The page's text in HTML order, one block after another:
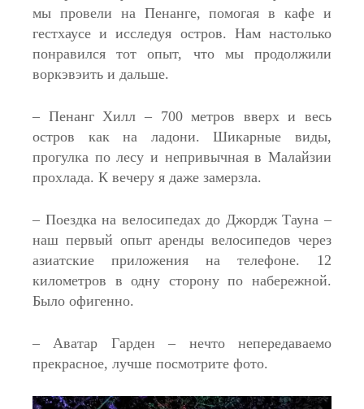
мы провели на Пенанге, помогая в кафе и
гестхаусе и исследуя остров. Нам настолько
понравился тот опыт, что мы продолжили
воркэвэить и дальше.
– Пенанг Хилл – 700 метров вверх и весь
остров как на ладони. Шикарные виды,
прогулка по лесу и непривычная в Малайзии
прохлада. К вечеру я даже замерзла.
– Поездка на велосипедах до Джордж Тауна –
наш первый опыт аренды велосипедов через
азиатские приложения на телефоне. 12
километров в одну сторону по набережной.
Было офигенно.
– Аватар Гарден – нечто непередаваемо
прекрасное, лучше посмотрите фото.